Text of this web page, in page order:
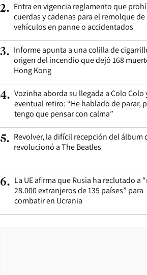
2. Entra en vigencia reglamento que
cuerdas y cadenas para el remolque de
vehículos en panne o accidentados
3. Informe apunta a una colilla de
origen del incendio que dejó 168
Hong Kong
4. Vozinha aborda su llegada a Colo Colo
eventual retiro: “He hablado de parar,
tengo que pensar con calma”
5. Revolver, la difícil recepción del álbum
revolucionó a The Beatles
6. La UE afirma que Rusia ha reclutado a
28.000 extranjeros de 135 países” para
combatir en Ucrania